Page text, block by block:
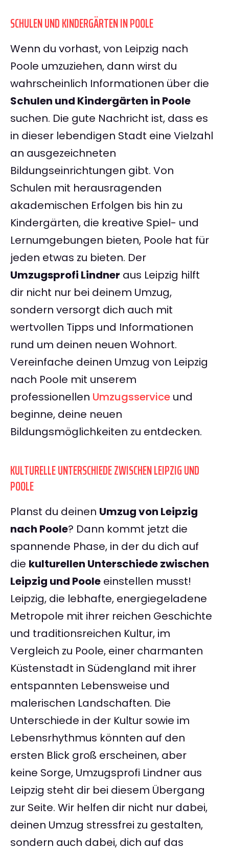
SCHULEN UND KINDERGÄRTEN IN POOLE
Wenn du vorhast, von Leipzig nach
Poole umzuziehen, dann wirst du
wahrscheinlich Informationen über die
Schulen und Kindergärten in Poole
suchen. Die gute Nachricht ist, dass es
in dieser lebendigen Stadt eine Vielzahl
an ausgezeichneten
Bildungseinrichtungen gibt. Von
Schulen mit herausragenden
akademischen Erfolgen bis hin zu
Kindergärten, die kreative Spiel- und
Lernumgebungen bieten, Poole hat für
jeden etwas zu bieten. Der
Umzugsprofi Lindner aus Leipzig hilft
dir nicht nur bei deinem Umzug,
sondern versorgt dich auch mit
wertvollen Tipps und Informationen
rund um deinen neuen Wohnort.
Vereinfache deinen Umzug von Leipzig
nach Poole mit unserem
professionellen Umzugsservice und
beginne, deine neuen
Bildungsmöglichkeiten zu entdecken.
KULTURELLE UNTERSCHIEDE ZWISCHEN LEIPZIG UND
POOLE
Planst du deinen Umzug von Leipzig
nach Poole? Dann kommt jetzt die
spannende Phase, in der du dich auf
die kulturellen Unterschiede zwischen
Leipzig und Poole einstellen musst!
Leipzig, die lebhafte, energiegeladene
Metropole mit ihrer reichen Geschichte
und traditionsreichen Kultur, im
Vergleich zu Poole, einer charmanten
Küstenstadt in Südengland mit ihrer
entspannten Lebensweise und
malerischen Landschaften. Die
Unterschiede in der Kultur sowie im
Lebensrhythmus könnten auf den
ersten Blick groß erscheinen, aber
keine Sorge, Umzugsprofi Lindner aus
Leipzig steht dir bei diesem Übergang
zur Seite. Wir helfen dir nicht nur dabei,
deinen Umzug stressfrei zu gestalten,
sondern auch dabei, dich auf das